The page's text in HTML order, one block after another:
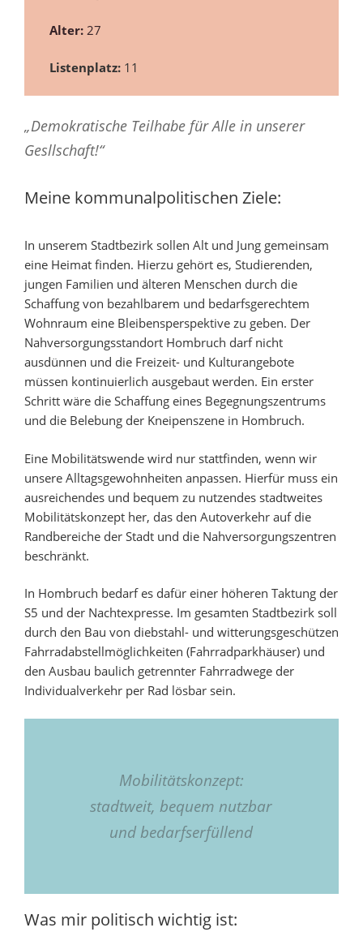
Alter: 27
Listenplatz: 11
„Demokratische Teilhabe für Alle in unserer
Gesllschaft!“
Meine kommunalpolitischen Ziele:
In unserem Stadtbezirk sollen Alt und Jung gemeinsam
eine Heimat finden. Hierzu gehört es, Studierenden,
jungen Familien und älteren Menschen durch die
Schaffung von bezahlbarem und bedarfsgerechtem
Wohnraum eine Bleibensperspektive zu geben. Der
Nahversorgungsstandort Hombruch darf nicht
ausdünnen und die Freizeit- und Kulturangebote
müssen kontinuierlich ausgebaut werden. Ein erster
Schritt wäre die Schaffung eines Begegnungszentrums
und die Belebung der Kneipenszene in Hombruch.
Eine Mobilitätswende wird nur stattfinden, wenn wir
unsere Alltagsgewohnheiten anpassen. Hierfür muss ein
ausreichendes und bequem zu nutzendes stadtweites
Mobilitätskonzept her, das den Autoverkehr auf die
Randbereiche der Stadt und die Nahversorgungszentren
beschränkt.
In Hombruch bedarf es dafür einer höheren Taktung der
S5 und der Nachtexpresse. Im gesamten Stadtbezirk soll
durch den Bau von diebstahl- und witterungsgeschützen
Fahrradabstellmöglichkeiten (Fahrradparkhäuser) und
den Ausbau baulich getrennter Fahrradwege der
Individualverkehr per Rad lösbar sein.
Mobilitätskonzept:
stadtweit, bequem nutzbar
und bedarfserfüllend
Was mir politisch wichtig ist: